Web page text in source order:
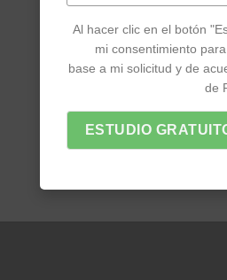
Al hacer clic en el botón
mi consentimiento
base a mi solicitud y de
de
ESTUDIO